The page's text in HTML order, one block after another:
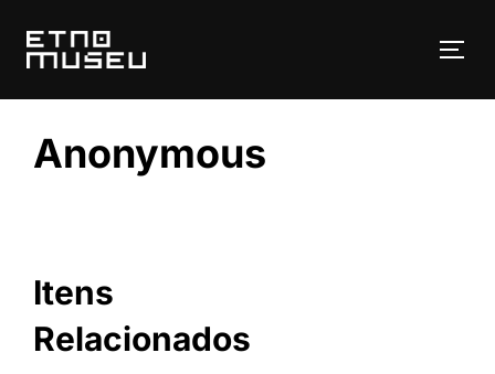
para
Anonymous
Itens
Relacionados